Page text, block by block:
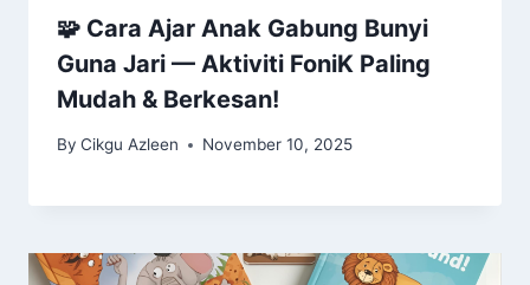
🧩 Cara Ajar Anak Gabung Bunyi
Guna Jari — Aktiviti FoniK Paling
Mudah & Berkesan!
By Cikgu Azleen November 10, 2025